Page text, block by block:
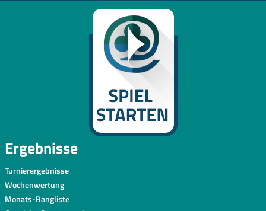
Ergebnisse
Turnierergebnisse
Wochenwertung
Monats-Rangliste